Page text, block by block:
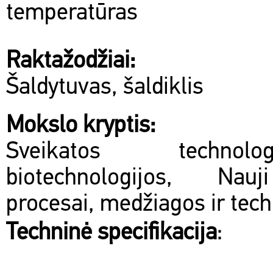
temperatūras
Raktažodžiai:
Šaldytuvas, šaldiklis
Mokslo kryptis:
Sveikatos
biotechnologijos,
procesai, medžiagos ir
Techninė specifikacija: